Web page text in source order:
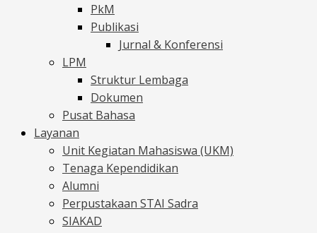
PkM
Publikasi
Jurnal & Konferensi
LPM
Struktur Lembaga
Dokumen
Pusat Bahasa
Layanan
Unit Kegiatan Mahasiswa (UKM)
Tenaga Kependidikan
Alumni
Perpustakaan STAI Sadra
SIAKAD